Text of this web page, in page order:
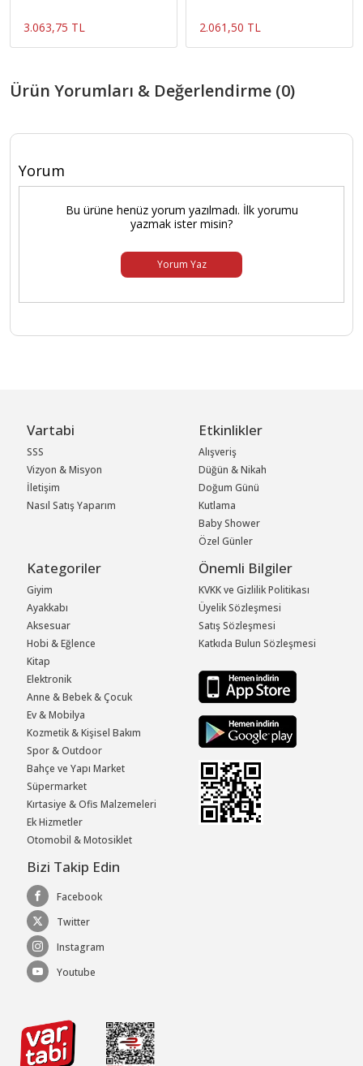
3.063,75 TL 2.061,50 TL
Ürün Yorumları & Değerlendirme (0)
Yorum
Bu ürüne henüz yorum yazılmadı. İlk yorumu
yazmak ister misin?
Yorum Yaz
Vartabi
SSS
Vizyon & Misyon
İletişim
Nasıl Satış Yaparım
Etkinlikler
Alışveriş
Düğün & Nikah
Doğum Günü
Kutlama
Baby Shower
Özel Günler
Kategoriler
Giyim
Ayakkabı
Aksesuar
Hobi & Eğlence
Kitap
Elektronik
Anne & Bebek & Çocuk
Ev & Mobilya
Kozmetik & Kişisel Bakım
Spor & Outdoor
Bahçe ve Yapı Market
Süpermarket
Kırtasiye & Ofis Malzemeleri
Ek Hizmetler
Otomobil & Motosiklet
Önemli Bilgiler
KVKK ve Gizlilik Politikası
Üyelik Sözleşmesi
Satış Sözleşmesi
Katkıda Bulun Sözleşmesi
Bizi Takip Edin
Facebook
Twitter
Instagram
Youtube